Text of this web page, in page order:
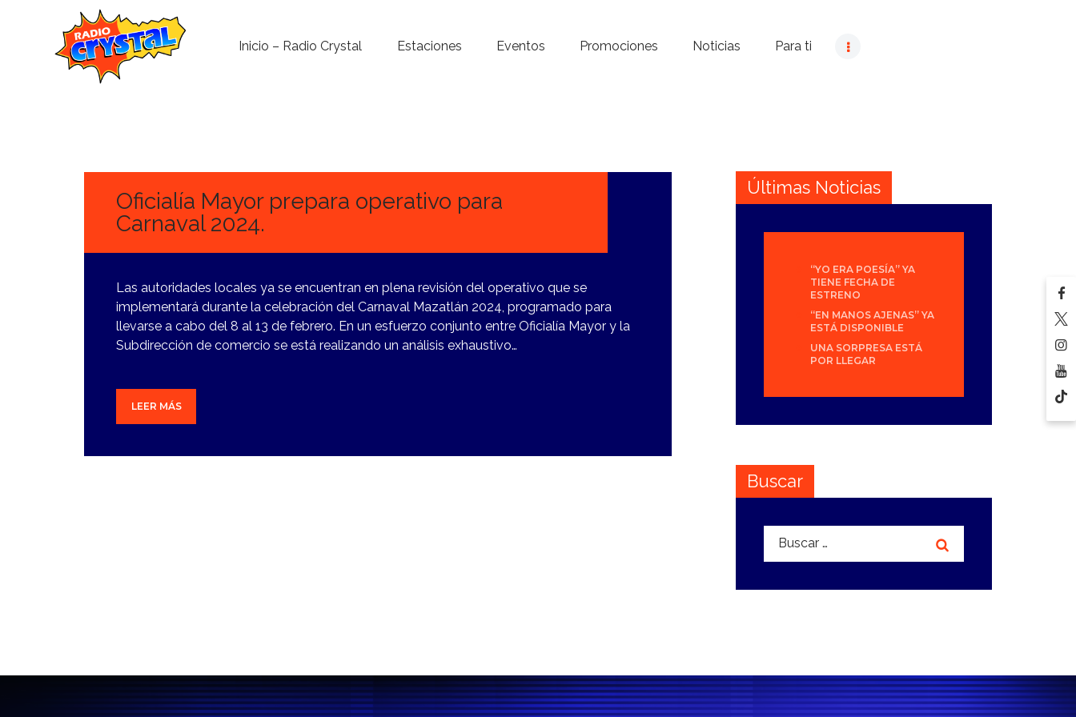
Inicio – Radio Crystal Estaciones Eventos Promociones Noticias Para ti
Noticias
Contacto
Oficialía Mayor prepara operativo para
Carnaval 2024.
Las autoridades locales ya se encuentran en plena revisión del operativo que se
implementará durante la celebración del Carnaval Mazatlán 2024, programado para
llevarse a cabo del 8 al 13 de febrero. En un esfuerzo conjunto entre Oficialía Mayor y la
Subdirección de comercio se está realizando un análisis exhaustivo…
LEER MÁS
Últimas Noticias
“YO ERA POESÍA” YA
TIENE FECHA DE
ESTRENO
“EN MANOS AJENAS” YA
ESTÁ DISPONIBLE
UNA SORPRESA ESTÁ
POR LLEGAR
Buscar
Buscar: